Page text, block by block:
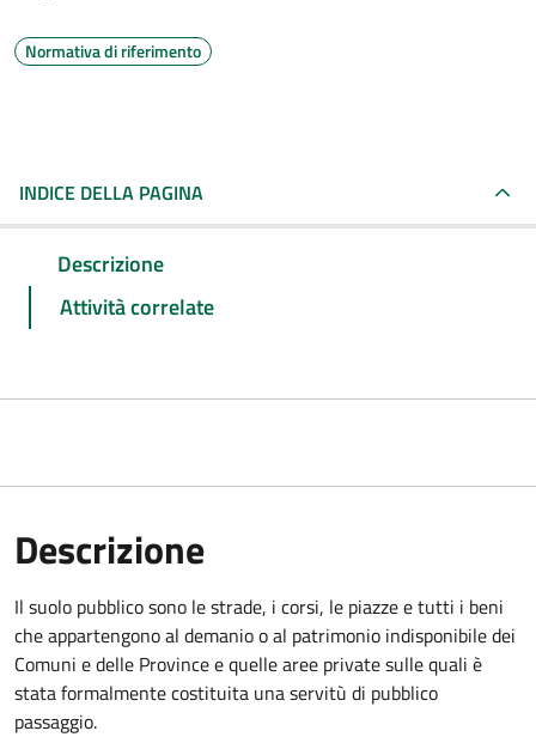
Normativa di riferimento
INDICE DELLA PAGINA
Descrizione
Attività correlate
Descrizione
Il suolo pubblico sono le strade, i corsi, le piazze e tutti i beni
che appartengono al demanio o al patrimonio indisponibile dei
Comuni e delle Province e quelle aree private sulle quali è
stata formalmente costituita una servitù di pubblico
passaggio.